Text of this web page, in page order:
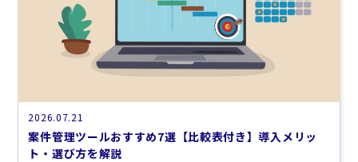
2026.07.21
案件管理ツールおすすめ7選【比較表付き】導入メリッ
ト・選び方を解説